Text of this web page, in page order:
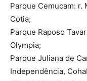
Parque Cemucam: r.
Cotia;
Parque Raposo
Olympia;
Parque Juliana de
Independência,